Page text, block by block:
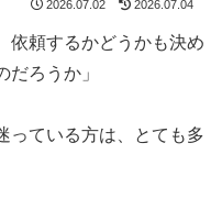
2026.07.02 2026.07.04
依頼するかどうかも決め
ろうか」
っている方は、とても多